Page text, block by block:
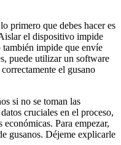
primero que debes hacer es
el dispositivo impide
también impide que envíe
puede utilizar un software
el gusano
si no se toman las
cruciales en el proceso,
Para empezar,
gusanos. Déjeme explicarle